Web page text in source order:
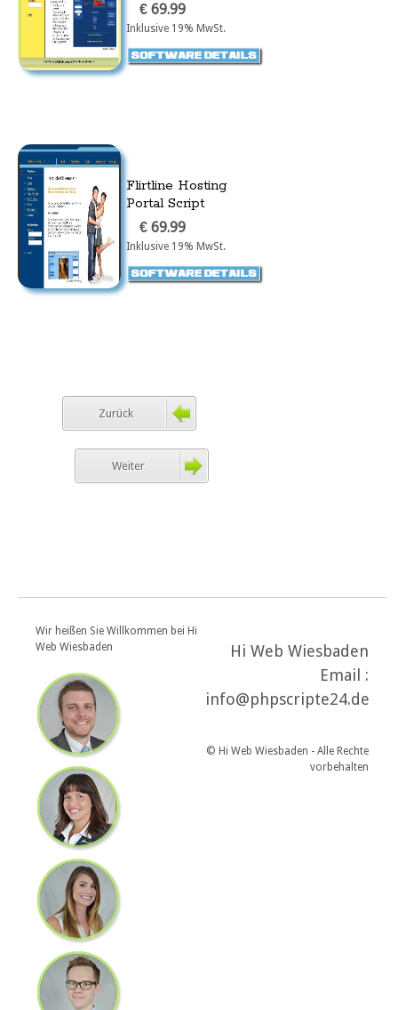
€ 69.99
Inklusive 19% MwSt.
Flirtline Hosting
Portal Script
€ 69.99
Inklusive 19% MwSt.
Zurück
Weiter
Wir heißen Sie Willkommen bei Hi
Web Wiesbaden
Hi Web Wiesbaden
Email :
info@phpscripte24.de
© Hi Web Wiesbaden - Alle Rechte
vorbehalten